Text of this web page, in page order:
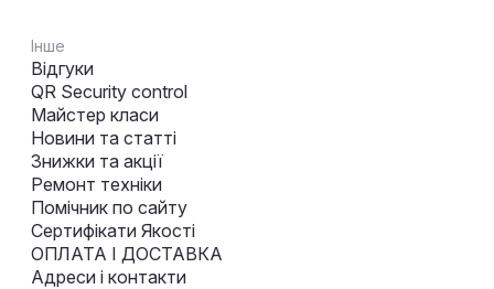
Інше
Відгуки
QR Security control
Майстер класи
Новини та статті
Знижки та акції
Ремонт техніки
Помічник по сайту
Сертифікати Якості
ОПЛАТА І ДОСТАВКА
Адреси і контакти